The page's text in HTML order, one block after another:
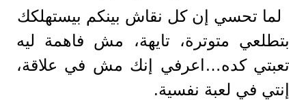
لما تحسي إن كل نقاش بينكم بيستهلكك
بتطلعي متوترة، تايهة، مش فاهمة ليه
تعبتي كده…اعرفي إنك مش في علاقة،
إنتي في لعبة نفسية.